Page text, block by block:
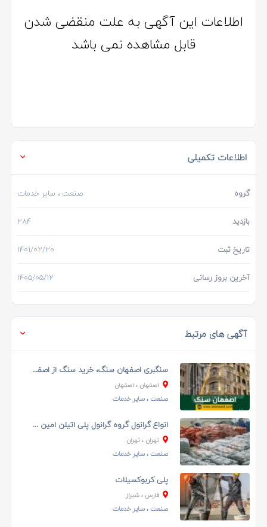
اطلاعات این آگهی به علت منقضی شدن
قابل مشاهده نمی باشد
اطلاعات تکمیلی
گروه صنعت ، سایر خدمات
بازدید 284
تاریخ ثبت 1401/02/20
آخرین بروز رسانی 1405/05/12
آگهی های مرتبط
سنگبری اصفهان سنگ، خرید سنگ از اصفهان
اصفهان، اصفهان
صنعت، سایر خدمات
انواع گرانول گروه گرانول پلی اتیلن امین محمدزاده
تهران، تهران
صنعت، سایر خدمات
پلی کربوکسیلات
فارس، شیراز
صنعت، سایر خدمات